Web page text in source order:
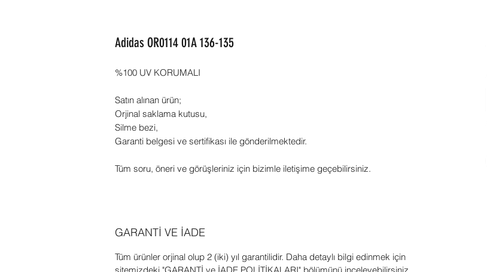
Adidas OR0114 01A 136-135
%100 UV KORUMALI
Satın alınan ürün;
Orjinal saklama kutusu,
Silme bezi,
Garanti belgesi ve sertifikası ile gönderilmektedir.
Tüm soru, öneri ve görüşleriniz için bizimle iletişime geçebilirsiniz.
GARANTİ VE İADE
Tüm ürünler orjinal olup 2 (iki) yıl garantilidir. Daha detaylı bilgi edinmek için